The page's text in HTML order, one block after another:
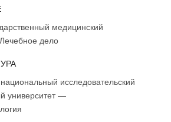
медицинский
дело
исследовательский
университет —